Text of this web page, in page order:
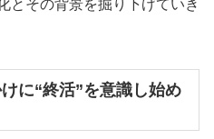
とその背景を掘り下げていき
に“終活”を意識し始め